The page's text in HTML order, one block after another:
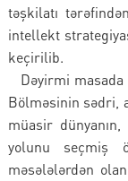
təşkilatı
intellekt
keçirilib.
Dəyirmi masada
Bölməsinin sədri,
müasir
yolunu seçmiş
məsələlərdən